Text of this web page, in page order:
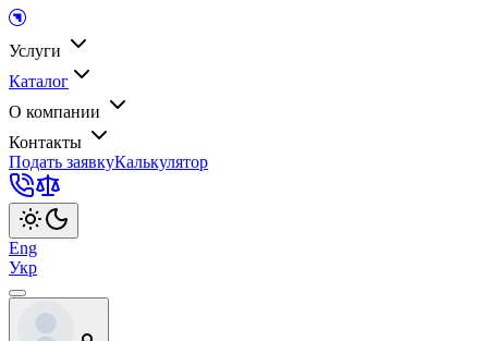
Услуги
Каталог
О компании
Контакты
Подать заявкуКалькулятор
Eng
Укр